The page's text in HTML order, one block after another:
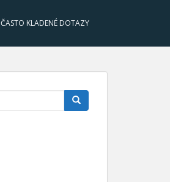
ČASTO KLADENÉ DOTAZY